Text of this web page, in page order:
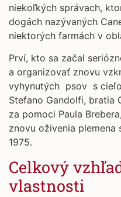
niekoľkých správach,
dogách nazývaných
niektorých farmách v
Prví, kto sa začal
a organizovať znovu
vyhynutých psov s
Stefano Gandolfi, bratia
za pomoci Paula
znovu oživenia
1975.
Celkový
vlastnosti